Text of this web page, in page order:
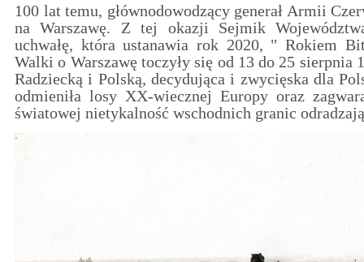
100 lat temu, głównodowodzący generał Armii
na Warszawę. Z tej okazji Sejmik
uchwałę, która ustanawia rok 2020, " Rokiem
Walki o Warszawę toczyły się od 13 do 25 sierpnia
Radziecką i Polską, decydująca i zwycięska dla
odmieniła losy XX-wiecznej Europy oraz
światowej nietykalność wschodnich granic